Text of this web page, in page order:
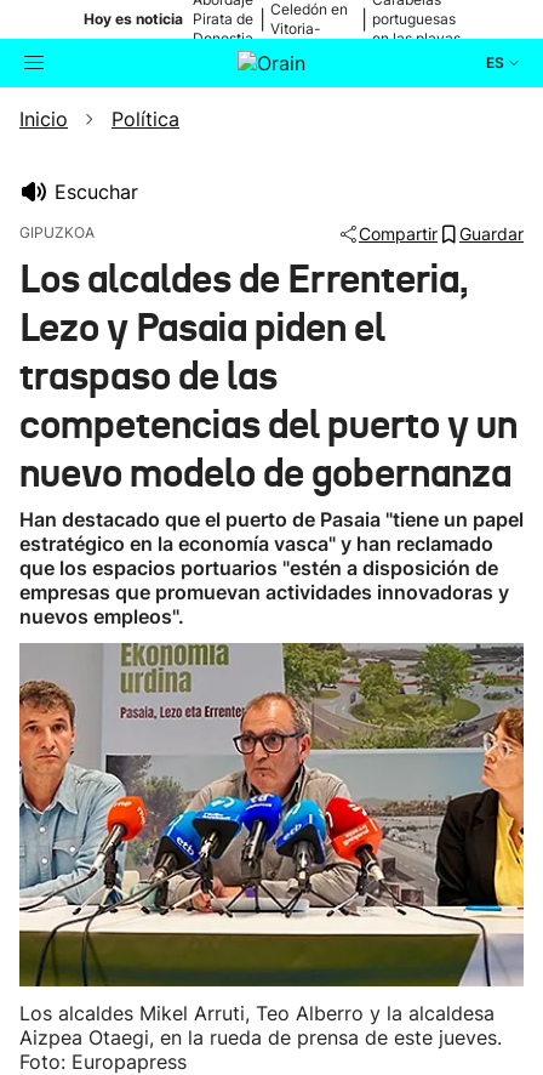
Hoy es noticia Pirata de
Donostia
Celedón en
Vitoria-
portuguesas
en las playas
ES
Buscador
Ikusmiran
Eguraldia
Inicio Política
Escuchar
GIPUZKOA Compartir Guardar
Los alcaldes de Errenteria,
Lezo y Pasaia piden el
traspaso de las
competencias del puerto y un
nuevo modelo de gobernanza
Han destacado que el puerto de Pasaia "tiene un papel
estratégico en la economía vasca" y han reclamado
que los espacios portuarios "estén a disposición de
empresas que promuevan actividades innovadoras y
nuevos empleos".
Los alcaldes Mikel Arruti, Teo Alberro y la alcaldesa
Aizpea Otaegi, en la rueda de prensa de este jueves.
Foto: Europapress